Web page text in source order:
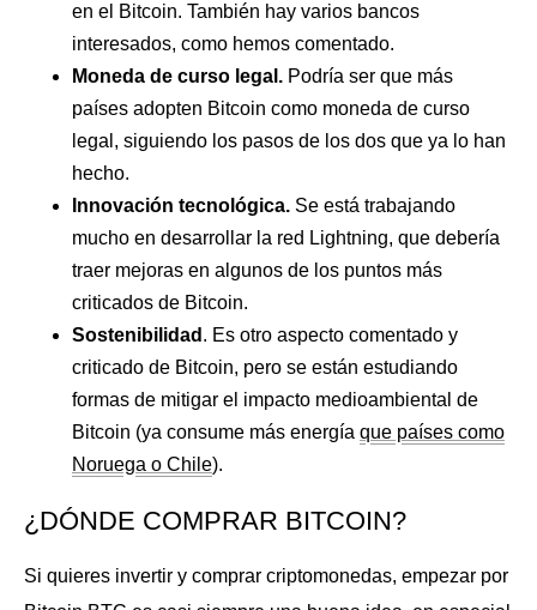
en el Bitcoin. También hay varios bancos
interesados, como hemos comentado.
Moneda de curso legal. Podría ser que más
países adopten Bitcoin como moneda de curso
legal, siguiendo los pasos de los dos que ya lo han
hecho.
Innovación tecnológica. Se está trabajando
mucho en desarrollar la red Lightning, que debería
traer mejoras en algunos de los puntos más
criticados de Bitcoin.
Sostenibilidad . Es otro aspecto comentado y
criticado de Bitcoin, pero se están estudiando
formas de mitigar el impacto medioambiental de
Bitcoin (ya consume más energía que países como
Noruega o Chile).
¿DÓNDE COMPRAR BITCOIN?
Si quieres invertir y comprar criptomonedas, empezar por